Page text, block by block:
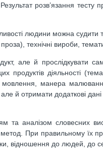
розв’язання тесту
людини можна
технічні вироби,
але й прослідкувати
продуктів діяльності
манера
але й отримати додаткові
та аналізом словесних
При правильному їх
відношення до людей, до